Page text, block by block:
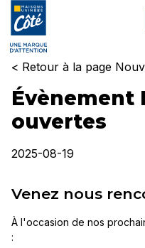
< Retour à la page
Évènement
ouvertes
2025-08-19
Venez nous
À l'occasion de nos
: